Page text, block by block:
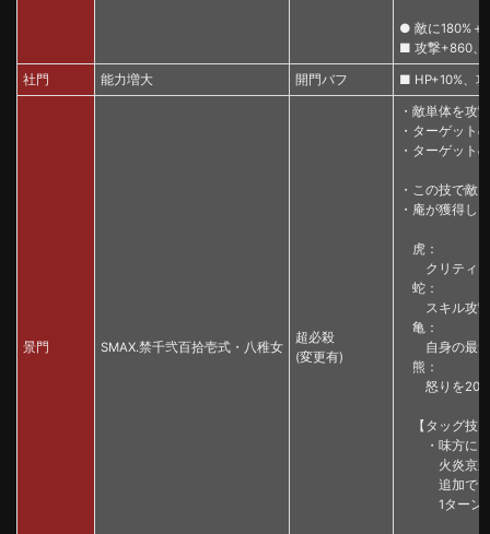
● 敵に180%＋
■ 攻撃+860、
社門 能力増大 開門バフ ■ HP+10%、
景門 SMAX.禁千弐百拾壱式・八稚女
超必殺
(変更有)
・敵単体を攻
・ターゲット
・ターゲット
・この技で敵
・庵が獲得し
虎：
クリティカ
蛇：
スキル攻撃
亀：
自身の最大
熊：
怒りを200
【タッグ技】
・味方に
火炎京が乱
追加で、タ
1ターンの間